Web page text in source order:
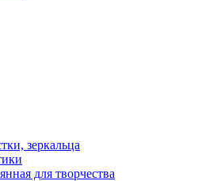
зеркальца
для творчества